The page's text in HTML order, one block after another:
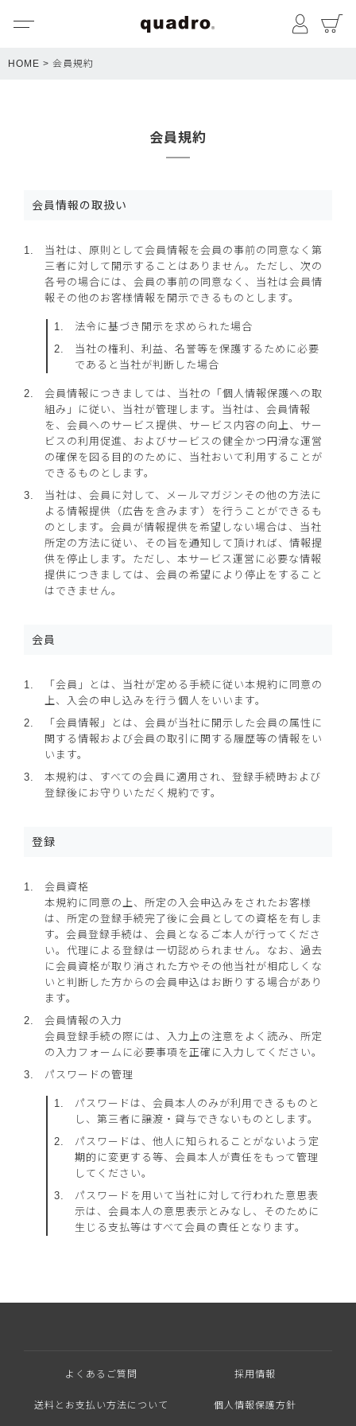
マイペ
HOME 会員規約
会員規約
会員情報の取扱い
当社は、原則として会員情報を会員の事前の同意なく第
三者に対して開示することはありません。ただし、次の
各号の場合には、会員の事前の同意なく、当社は会員情
報その他のお客様情報を開示できるものとします。
法令に基づき開示を求められた場合
当社の権利、利益、名誉等を保護するために必要
であると当社が判断した場合
会員情報につきましては、当社の「個人情報保護への取
組み」に従い、当社が管理します。当社は、会員情報
を、会員へのサービス提供、サービス内容の向上、サー
ビスの利用促進、およびサービスの健全かつ円滑な運営
の確保を図る目的のために、当社おいて利用することが
できるものとします。
当社は、会員に対して、メールマガジンその他の方法に
よる情報提供（広告を含みます）を行うことができるも
のとします。会員が情報提供を希望しない場合は、当社
所定の方法に従い、その旨を通知して頂ければ、情報提
供を停止します。ただし、本サービス運営に必要な情報
提供につきましては、会員の希望により停止をすること
はできません。
会員
「会員」とは、当社が定める手続に従い本規約に同意の
上、入会の申し込みを行う個人をいいます。
「会員情報」とは、会員が当社に開示した会員の属性に
関する情報および会員の取引に関する履歴等の情報をい
います。
本規約は、すべての会員に適用され、登録手続時および
登録後にお守りいただく規約です。
登録
会員資格
本規約に同意の上、所定の入会申込みをされたお客様
は、所定の登録手続完了後に会員としての資格を有しま
す。会員登録手続は、会員となるご本人が行ってくださ
い。代理による登録は一切認められません。なお、過去
に会員資格が取り消された方やその他当社が相応しくな
いと判断した方からの会員申込はお断りする場合があり
ます。
会員情報の入力
会員登録手続の際には、入力上の注意をよく読み、所定
の入力フォームに必要事項を正確に入力してください。
パスワードの管理
パスワードは、会員本人のみが利用できるものと
し、第三者に譲渡・貸与できないものとします。
パスワードは、他人に知られることがないよう定
期的に変更する等、会員本人が責任をもって管理
してください。
パスワードを用いて当社に対して行われた意思表
示は、会員本人の意思表示とみなし、そのために
生じる支払等はすべて会員の責任となります。
よくあるご質問 採用情報
送料とお支払い方法について 個人情報保護方針